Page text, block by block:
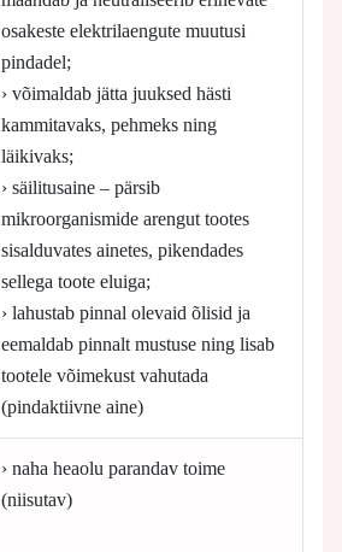
osakeste elektrilaengute muutusi
pindadel;
› võimaldab jätta juuksed hästi
kammitavaks, pehmeks ning
läikivaks;
› säilitusaine – pärsib
mikroorganismide arengut tootes
sisalduvates ainetes, pikendades
sellega toote eluiga;
› lahustab pinnal olevaid õlisid ja
eemaldab pinnalt mustuse ning lisab
tootele võimekust vahutada
(pindaktiivne aine)
› naha heaolu parandav toime
(niisutav)